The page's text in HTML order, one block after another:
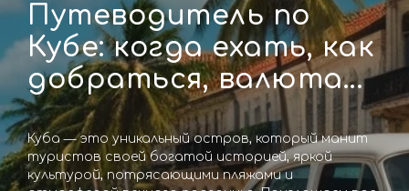
Путеводитель по
Кубе: когда ехать, как
добраться, валюта...
Куба — это уникальный остров, который манит
туристов своей богатой историей, яркой
культурой, потрясающими пляжами и